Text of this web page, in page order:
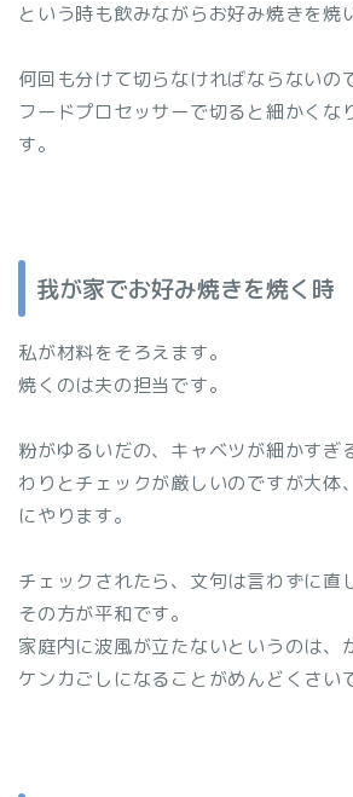
という時も飲みながらお好み焼きを焼
何回も分けて切らなければならないの
フードプロセッサーで切ると細かくな
す。
我が家でお好み焼きを焼く時
私が材料をそろえます。
焼くのは夫の担当です。
粉がゆるいだの、キャベツが細かすぎ
わりとチェックが厳しいのですが大体
にやります。
チェックされたら、文句は言わずに直
その方が平和です。
家庭内に波風が立たないというのは、
ケンカごしになることがめんどくさい